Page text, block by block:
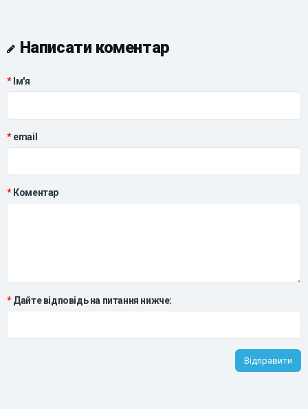
Написати коментар
Ім'я
email
Коментар
Дайте відповідь на питання нижче:
Відправити